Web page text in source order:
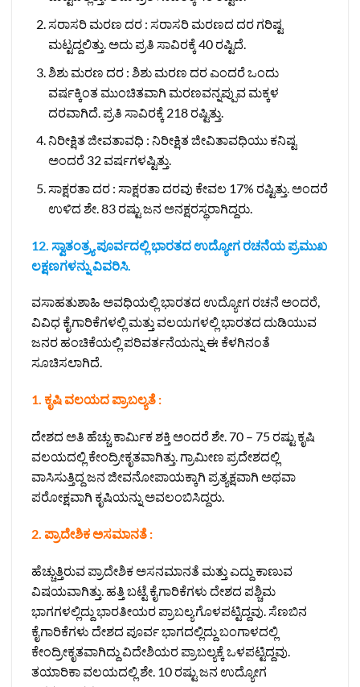
ಸರಾಸರಿ ಮರಣ ದರ : ಸರಾಸರಿ ಮರಣದ ದರ ಗರಿಷ್ಟ
ಮಟ್ಟದ್ದಲಿತ್ತು. ಅದು ಪ್ರತಿ ಸಾವಿರಕ್ಕೆ 40 ರಷ್ಟಿದೆ.
ಶಿಶು ಮರಣ ದರ : ಶಿಶು ಮರಣ ದರ ಎಂದರೆ ಒಂದು
ವರ್ಷಕ್ಕಿಂತ ಮುಂಚಿತವಾಗಿ ಮರಣವನ್ನಪ್ಪುವ ಮಕ್ಕಳ
ದರವಾಗಿದೆ. ಪ್ರತಿ ಸಾವಿರಕ್ಕೆ 218 ರಷ್ಟಿತ್ತು.
ನಿರೀಕ್ಷಿತ ಜೀವತಾವಧಿ : ನಿರೀಕ್ಷಿತ ಜೀವಿತಾವಧಿಯು ಕನಿಷ್ಟ
ಅಂದರೆ 32 ವರ್ಷಗಳಷ್ಟಿತ್ತು.
ಸಾಕ್ಷರತಾ ದರ : ಸಾಕ್ಷರತಾ ದರವು ಕೇವಲ 17% ರಷ್ಟಿತ್ತು. ಅಂದರೆ
ಉಳಿದ ಶೇ. 83 ರಷ್ಟು ಜನ ಅನಕ್ಷರಸ್ಥರಾಗಿದ್ದರು.
12. ಸ್ವಾತಂತ್ರ್ಯ ಪೂರ್ವದಲ್ಲಿ ಭಾರತದ ಉದ್ಯೋಗ ರಚನೆಯ ಪ್ರಮುಖ
ಲಕ್ಷಣಗಳನ್ನು ವಿವರಿಸಿ.
ವಸಾಹತುಶಾಹಿ ಅವಧಿಯಲ್ಲಿ ಭಾರತದ ಉದ್ಯೋಗ ರಚನೆ ಅಂದರೆ,
ವಿವಿಧ ಕೈಗಾರಿಕೆಗಳಲ್ಲಿ ಮತ್ತು ವಲಯಗಳಲ್ಲಿ ಭಾರತದ ದುಡಿಯುವ
ಜನರ ಹಂಚಿಕೆಯಲ್ಲಿ ಪರಿವರ್ತನೆಯನ್ನು ಈ ಕೆಳಗಿನಂತೆ
ಸೂಚಿಸಲಾಗಿದೆ.
1. ಕೃಷಿ ವಲಯದ ಪ್ರಾಬಲ್ಯತೆ :
ದೇಶದ ಅತಿ ಹೆಚ್ಚು ಕಾರ್ಮಿಕ ಶಕ್ತಿ ಅಂದರೆ ಶೇ. 70 – 75 ರಷ್ಟು ಕೃಷಿ
ವಲಯದಲ್ಲಿ ಕೇಂದ್ರೀಕೃತವಾಗಿತ್ತು. ಗ್ರಾಮೀಣ ಪ್ರದೇಶದಲ್ಲಿ
ವಾಸಿಸುತ್ತಿದ್ದ ಜನ ಜೀವನೋಪಾಯಕ್ಕಾಗಿ ಪ್ರತ್ಯಕ್ಷವಾಗಿ ಅಥವಾ
ಪರೋಕ್ಷವಾಗಿ ಕೃಷಿಯನ್ನು ಅವಲಂಬಿಸಿದ್ದರು.
2. ಪ್ರಾದೇಶಿಕ ಅಸಮಾನತೆ :
ಹೆಚ್ಚುತ್ತಿರುವ ಪ್ರಾದೇಶಿಕ ಅಸನಮಾನತೆ ಮತ್ತು ಎದ್ದು ಕಾಣುವ
ವಿಷಯವಾಗಿತ್ತು. ಹತ್ತಿ ಬಟ್ಟೆ ಕೈಗಾರಿಕೆಗಳು ದೇಶದ ಪಶ್ಚಿಮ
ಭಾಗಗಳಲ್ಲಿದ್ದು ಭಾರತೀಯರ ಪ್ರಾಬಲ್ಯಗೊಳಪಟ್ಟಿದ್ದವು. ಸೆಣಬಿನ
ಕೈಗಾರಿಕೆಗಳು ದೇಶದ ಪೂರ್ವ ಭಾಗದಲ್ಲಿದ್ದು ಬಂಗಾಳದಲ್ಲಿ
ಕೇಂದ್ರೀಕೃತವಾಗಿದ್ದು ವಿದೇಶಿಯರ ಪ್ರಾಬಲ್ಯಕ್ಕೆ ಒಳಪಟ್ಟಿದ್ದವು.
ತಯಾರಿಕಾ ವಲಯದಲ್ಲಿ ಶೇ. 10 ರಷ್ಟು ಜನ ಉದ್ಯೋಗ